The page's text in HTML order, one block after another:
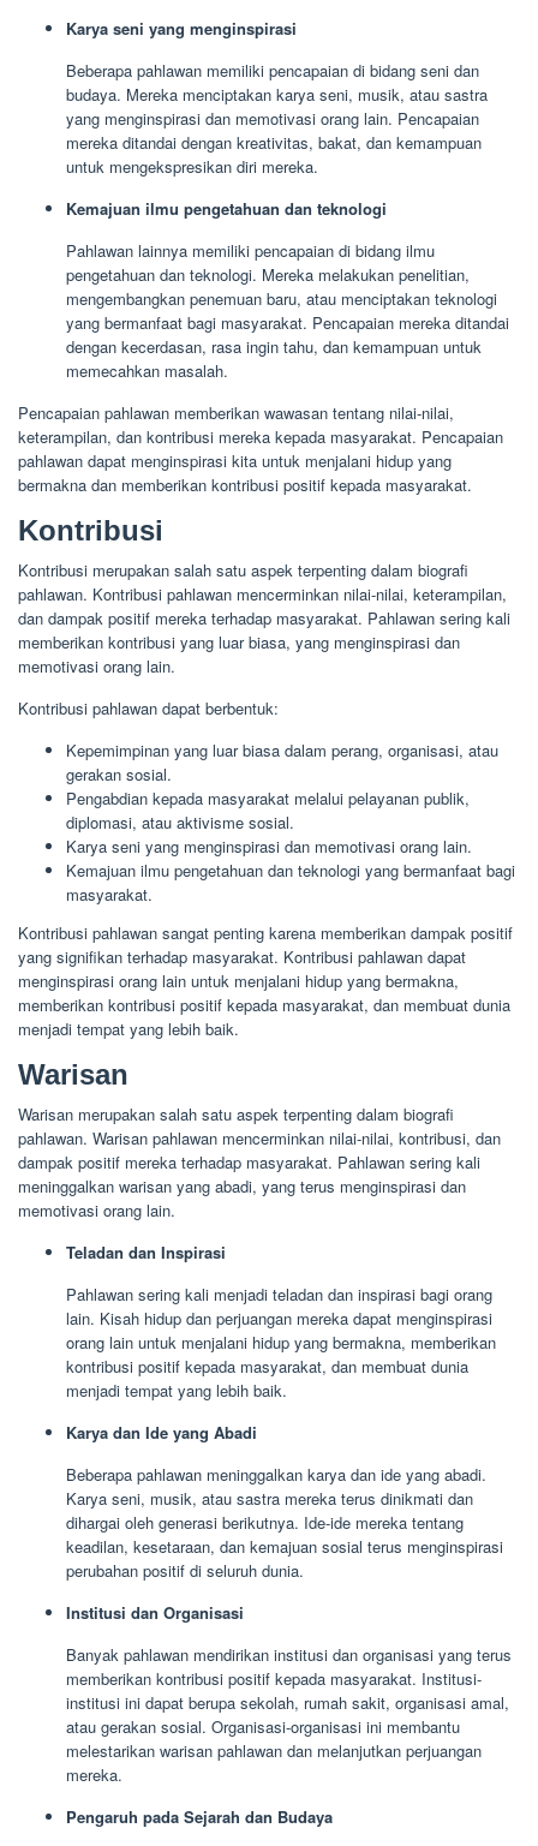
Karya seni yang menginspirasi
Beberapa pahlawan memiliki pencapaian di bidang seni dan
budaya. Mereka menciptakan karya seni, musik, atau sastra
yang menginspirasi dan memotivasi orang lain. Pencapaian
mereka ditandai dengan kreativitas, bakat, dan kemampuan
untuk mengekspresikan diri mereka.
Kemajuan ilmu pengetahuan dan teknologi
Pahlawan lainnya memiliki pencapaian di bidang ilmu
pengetahuan dan teknologi. Mereka melakukan penelitian,
mengembangkan penemuan baru, atau menciptakan teknologi
yang bermanfaat bagi masyarakat. Pencapaian mereka ditandai
dengan kecerdasan, rasa ingin tahu, dan kemampuan untuk
memecahkan masalah.
Pencapaian pahlawan memberikan wawasan tentang nilai-nilai,
keterampilan, dan kontribusi mereka kepada masyarakat. Pencapaian
pahlawan dapat menginspirasi kita untuk menjalani hidup yang
bermakna dan memberikan kontribusi positif kepada masyarakat.
Kontribusi
Kontribusi merupakan salah satu aspek terpenting dalam biografi
pahlawan. Kontribusi pahlawan mencerminkan nilai-nilai, keterampilan,
dan dampak positif mereka terhadap masyarakat. Pahlawan sering kali
memberikan kontribusi yang luar biasa, yang menginspirasi dan
memotivasi orang lain.
Kontribusi pahlawan dapat berbentuk:
Kepemimpinan yang luar biasa dalam perang, organisasi, atau
gerakan sosial.
Pengabdian kepada masyarakat melalui pelayanan publik,
diplomasi, atau aktivisme sosial.
Karya seni yang menginspirasi dan memotivasi orang lain.
Kemajuan ilmu pengetahuan dan teknologi yang bermanfaat bagi
masyarakat.
Kontribusi pahlawan sangat penting karena memberikan dampak positif
yang signifikan terhadap masyarakat. Kontribusi pahlawan dapat
menginspirasi orang lain untuk menjalani hidup yang bermakna,
memberikan kontribusi positif kepada masyarakat, dan membuat dunia
menjadi tempat yang lebih baik.
Warisan
Warisan merupakan salah satu aspek terpenting dalam biografi
pahlawan. Warisan pahlawan mencerminkan nilai-nilai, kontribusi, dan
dampak positif mereka terhadap masyarakat. Pahlawan sering kali
meninggalkan warisan yang abadi, yang terus menginspirasi dan
memotivasi orang lain.
Teladan dan Inspirasi
Pahlawan sering kali menjadi teladan dan inspirasi bagi orang
lain. Kisah hidup dan perjuangan mereka dapat menginspirasi
orang lain untuk menjalani hidup yang bermakna, memberikan
kontribusi positif kepada masyarakat, dan membuat dunia
menjadi tempat yang lebih baik.
Karya dan Ide yang Abadi
Beberapa pahlawan meninggalkan karya dan ide yang abadi.
Karya seni, musik, atau sastra mereka terus dinikmati dan
dihargai oleh generasi berikutnya. Ide-ide mereka tentang
keadilan, kesetaraan, dan kemajuan sosial terus menginspirasi
perubahan positif di seluruh dunia.
Institusi dan Organisasi
Banyak pahlawan mendirikan institusi dan organisasi yang terus
memberikan kontribusi positif kepada masyarakat. Institusi-
institusi ini dapat berupa sekolah, rumah sakit, organisasi amal,
atau gerakan sosial. Organisasi-organisasi ini membantu
melestarikan warisan pahlawan dan melanjutkan perjuangan
mereka.
Pengaruh pada Sejarah dan Budaya